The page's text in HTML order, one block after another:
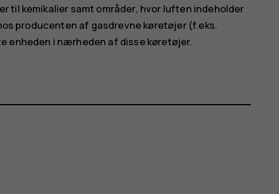
kemikalier samt områder, hvor luften indeholder
producenten af gasdrevne køretøjer (f.eks.
enheden i nærheden af disse køretøjer.